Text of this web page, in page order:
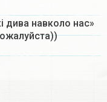
дива навколо нас»